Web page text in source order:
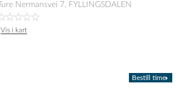
Ture Nermansvei 7, FYLLINGSDALEN
Vis i kart
Bestill time